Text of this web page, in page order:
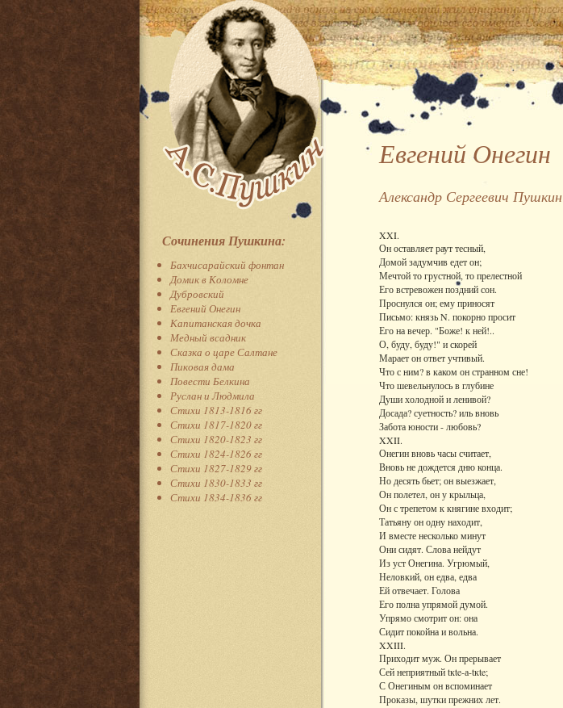
Сочинения Пушкина:
Бахчисарайский фонтан
Домик в Коломне
Дубровский
Евгений Онегин
Капитанская дочка
Медный всадник
Сказка о царе Салтане
Пиковая дама
Повести Белкина
Руслан и Людмила
Стихи 1813-1816 гг
Стихи 1817-1820 гг
Стихи 1820-1823 гг
Стихи 1824-1826 гг
Стихи 1827-1829 гг
Стихи 1830-1833 гг
Стихи 1834-1836 гг
Евгений Онегин
Александр Сергеевич Пушкин
XXI.
Он оставляет раут тесный,
Домой задумчив едет он;
Мечтой то грустной, то прелестной
Его встревожен поздний сон.
Проснулся он; ему приносят
Письмо: князь N. покорно просит
Его на вечер. "Боже! к ней!..
О, буду, буду!" и скорей
Марает он ответ учтивый.
Что с ним? в каком он странном сне!
Что шевельнулось в глубине
Души холодной и ленивой?
Досада? суетность? иль вновь
Забота юности - любовь?
XXII.
Онегин вновь часы считает,
Вновь не дождется дню конца.
Но десять бьет; он выезжает,
Он полетел, он у крыльца,
Он с трепетом к княгине входит;
Татьяну он одну находит,
И вместе несколько минут
Они сидят. Слова нейдут
Из уст Онегина. Угрюмый,
Неловкий, он едва, едва
Ей отвечает. Голова
Его полна упрямой думой.
Упрямо смотрит он: она
Сидит покойна и вольна.
XXIII.
Приходит муж. Он прерывает
Сей неприятный tкte-а-tкte;
С Онегиным он вспоминает
Проказы, шутки прежних лет.